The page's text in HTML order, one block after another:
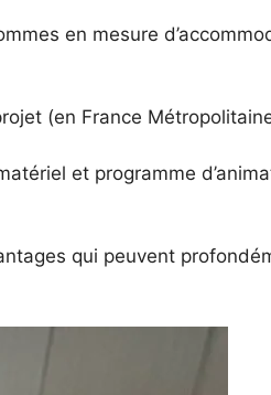
en mesure
(en France
et programme
qui peuvent